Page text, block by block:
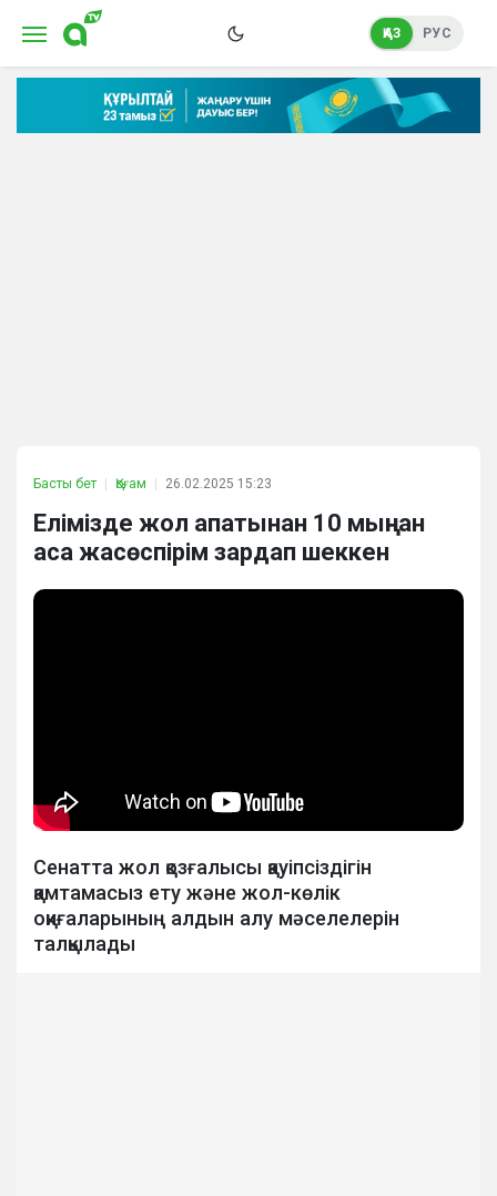
ҚАЗ РУС
Басты бет Қоғам 26.02.2025 15:23
Елімізде жол апатынан 10 мыңнан
аса жасөспірім зардап шеккен
Сенатта жол қозғалысы қауіпсіздігін
қамтамасыз ету және жол-көлік
оқиғаларының алдын алу мәселелерін
талқылады